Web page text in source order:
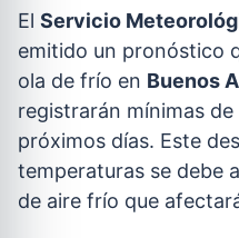
El Servicio
emitido un pronóstico
ola de frío en Buenos
registrarán mínimas de
próximos días. Este
temperaturas se debe
de aire frío que